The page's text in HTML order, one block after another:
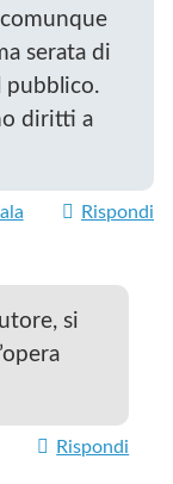
serata di
pubblico.
diritti a
Rispondi
si
Rispondi